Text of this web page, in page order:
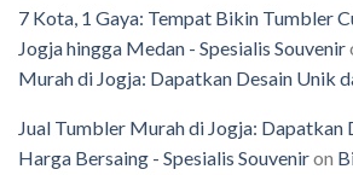
7 Kota, 1 Gaya: Tempat Bikin Tumbler
Jogja hingga Medan - Spesialis Souvenir
Murah di Jogja: Dapatkan Desain Unik
Jual Tumbler Murah di Jogja: Dapatkan
Harga Bersaing - Spesialis Souveniron